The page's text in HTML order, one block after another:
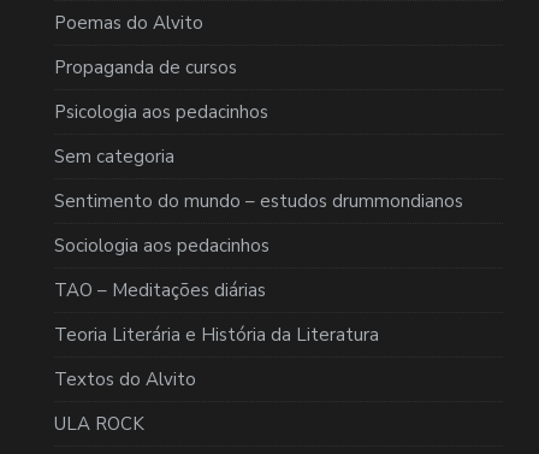
Poemas do Alvito
Propaganda de cursos
Psicologia aos pedacinhos
Sem categoria
Sentimento do mundo – estudos drummondianos
Sociologia aos pedacinhos
TAO – Meditações diárias
Teoria Literária e História da Literatura
Textos do Alvito
ULA ROCK